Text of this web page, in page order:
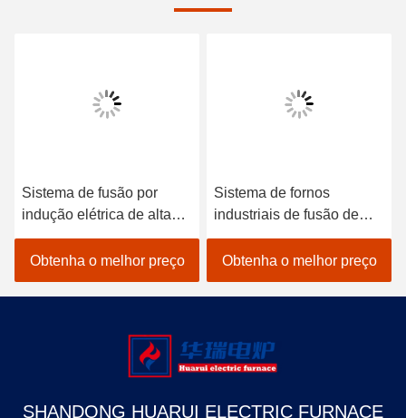
Sistema de fusão por
indução elétrica de alta
segurança
Obtenha o melhor preço
Sistema de fornos
industriais de fusão de
média frequência
Obtenha o melhor preço
SHANDONG HUARUI ELECTRIC FURNACE